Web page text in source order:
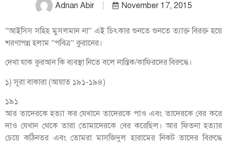
Adnan Abir November 17, 2015
”আইসিস সহিহ মুসলমান না” এই চিৎকার শুনতে শুনতে ত্যাক্ত বিরক্ত হয়ে
শরণাপন্ন হলাম ”পবিত্র” কুরানের।
দেখা যাক কুরআন কি ব্যবস্থা নিতে বলে নাস্তিক/কাফিরদের বিরুদ্ধে।
১) সূরা বাকারা (আয়াত ১৯১-১৯৪)
১৯১
আর তাদেরকে হত্যা কর যেখানে তাদেরকে পাও এবং তাদেরকে বের করে
দাও যেখান থেকে তারা তোমাদেরকে বের করেছিল। আর ফিতনা হত্যার
চেয়ে কঠিনতর এবং তোমরা মাসজিদুল হারামের নিকট তাদের বিরুদ্ধে